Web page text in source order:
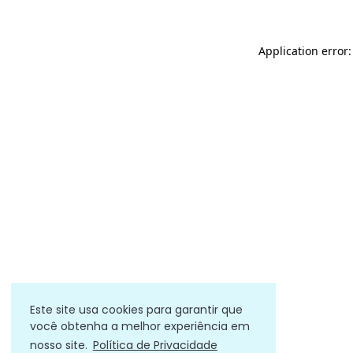
Este site usa cookies para garantir que
você obtenha a melhor experiência em
nosso site. Política de Privacidade
Application